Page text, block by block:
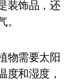
装饰品，还
物需要太阳
度和湿度，